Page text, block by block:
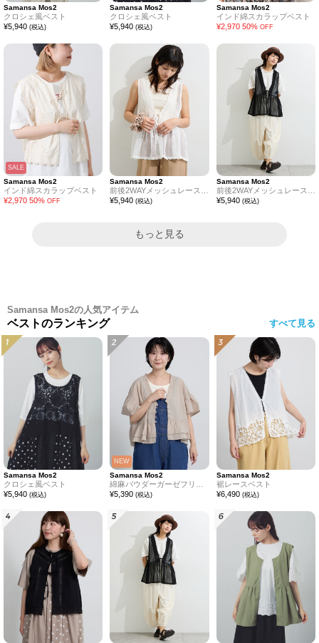
Samansa Mos2
クロシェ風ベスト
¥5,940 (税込)
Samansa Mos2
クロシェ風ベスト
¥5,940 (税込)
Samansa Mos2
インド綿スカラップベスト
¥2,970 50% OFF
SALE
Samansa Mos2
インド綿スカラップベスト
¥2,970 50% OFF
Samansa Mos2
¥5,940 (税込)
Samansa Mos2
¥5,940 (税込)
もっと見る
Samansa Mos2の人気アイテム
ベストのランキング すべて見る
Samansa Mos2
クロシェ風ベスト
¥5,940 (税込)
NEW
Samansa Mos2
¥5,390 (税込)
Samansa Mos2
裾レースベスト
¥6,490 (税込)